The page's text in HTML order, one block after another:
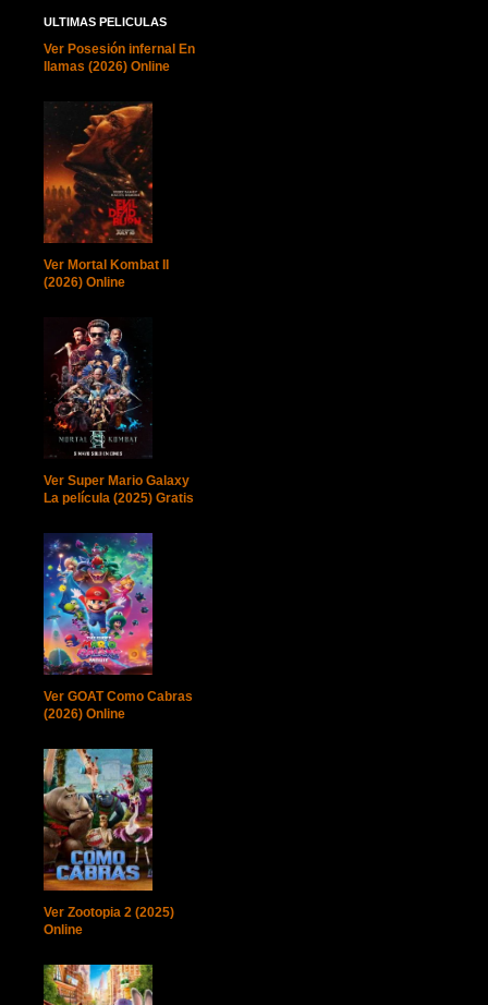
ULTIMAS PELICULAS
Ver Posesión infernal En
llamas (2026) Online
Ver Mortal Kombat II
(2026) Online
Ver Super Mario Galaxy
La película (2025) Gratis
Ver GOAT Como Cabras
(2026) Online
Ver Zootopia 2 (2025)
Online